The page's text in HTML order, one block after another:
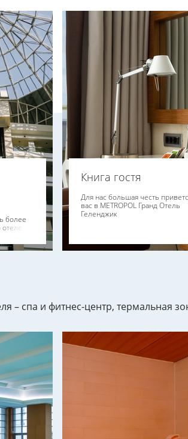
более
Книга гостя
Для нас большая честь
вас в METROPOL Гранд Отель
Геленджик
– спа и фитнес-центр, термальная